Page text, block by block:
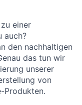
einer
auch?
den nachhaltigen
das tun wir
unserer
von
Produkten.